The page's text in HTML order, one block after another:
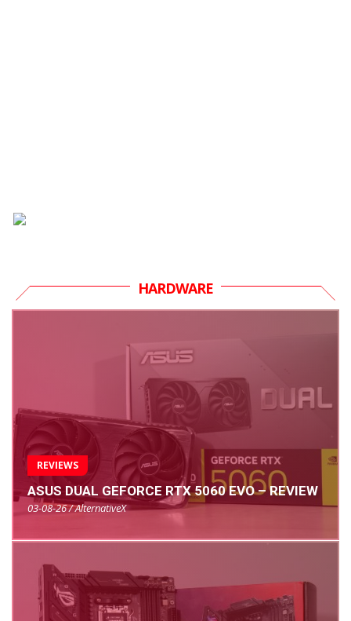
HARDWARE
REVIEWS
ASUS DUAL GEFORCE RTX 5060 EVO – REVIEW
03-08-26 / AlternativeX